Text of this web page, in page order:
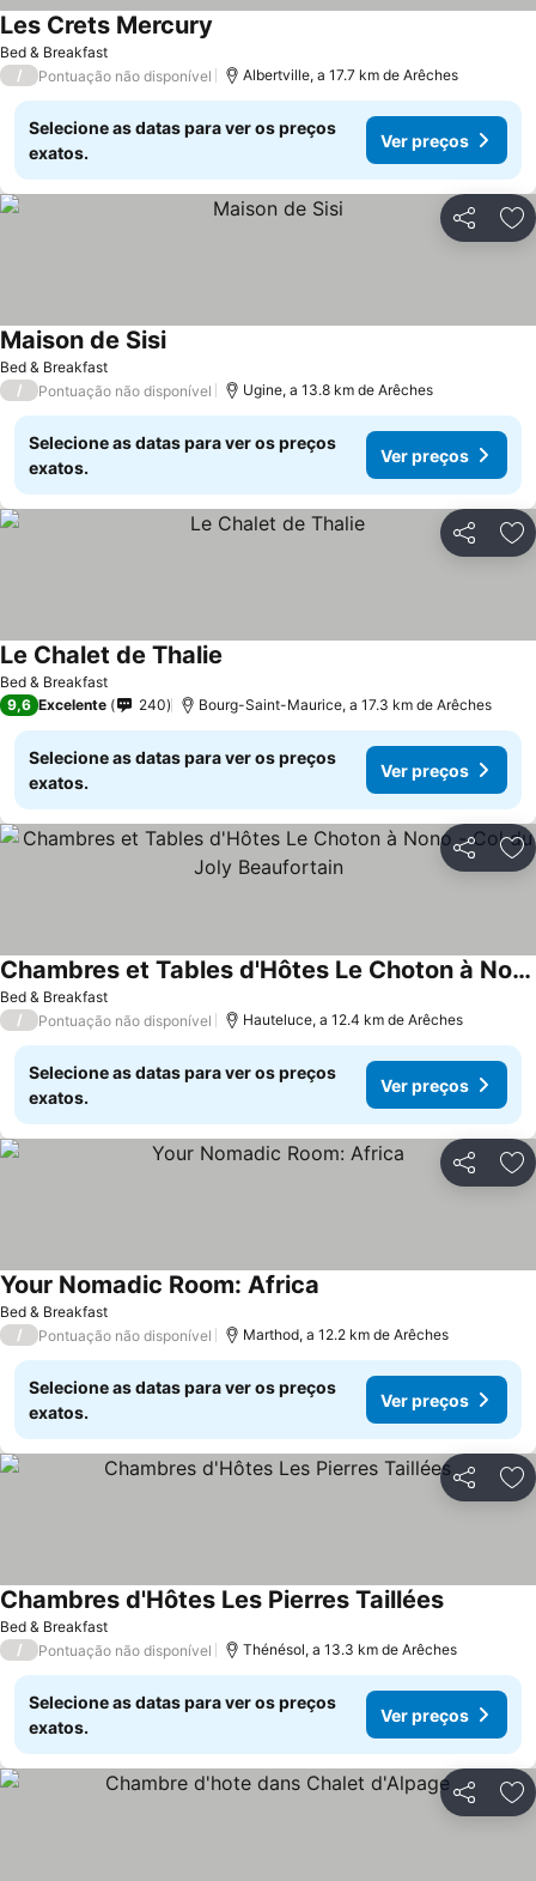
Bed & Breakfast
Les Crets Mercury
/ Pontuação não disponível Albertville, a 17.7 km de Arêches
Selecione as datas para ver os preços
exatos.
Ver preços
Partilhar
Bed & Breakfast
Maison de Sisi
/ Pontuação não disponível Ugine, a 13.8 km de Arêches
Selecione as datas para ver os preços
exatos.
Ver preços
Partilhar
Bed & Breakfast
Le Chalet de Thalie
9,6 Excelente 240 Bourg-Saint-Maurice, a 17.3 km de Arêches
Selecione as datas para ver os preços
exatos.
Ver preços
Partilhar
Bed & Breakfast
Chambres et Tables d'Hôtes Le Choton à Nono - Col du Joly Beaufortain
/ Pontuação não disponível Hauteluce, a 12.4 km de Arêches
Selecione as datas para ver os preços
exatos.
Ver preços
Partilhar
Bed & Breakfast
Your Nomadic Room: Africa
/ Pontuação não disponível Marthod, a 12.2 km de Arêches
Selecione as datas para ver os preços
exatos.
Ver preços
Partilhar
Bed & Breakfast
Chambres d'Hôtes Les Pierres Taillées
/ Pontuação não disponível Thénésol, a 13.3 km de Arêches
Selecione as datas para ver os preços
exatos.
Ver preços
Partilhar